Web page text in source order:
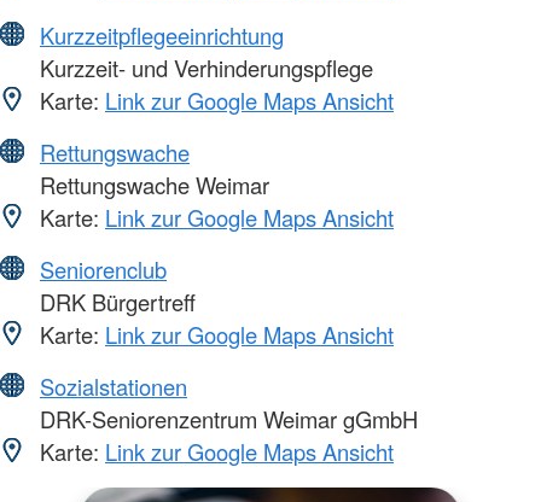
Kurzzeitpflegeeinrichtung
Kurzzeit- und Verhinderungspflege
Karte: Link zur Google Maps Ansicht
Rettungswache
Rettungswache Weimar
Karte: Link zur Google Maps Ansicht
Seniorenclub
DRK Bürgertreff
Karte: Link zur Google Maps Ansicht
Sozialstationen
DRK-Seniorenzentrum Weimar gGmbH
Karte: Link zur Google Maps Ansicht